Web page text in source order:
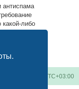
антиспама
какой-либо
будут
UTC+03:00